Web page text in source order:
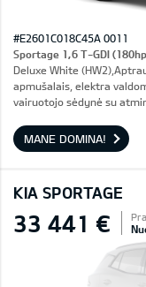
#E2601C018C45A 0011
Sportage 1,6 T-GDI
Deluxe White
apmušalais, elektra
vairuotojo sėdynė su
MANE DOMINA!
KIA SPORTAGE
33 441 €